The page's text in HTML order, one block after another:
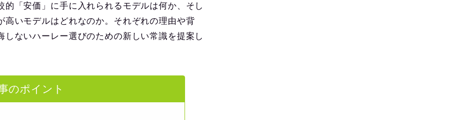
「安価」に手に入れられるモデルは何か、そし
いモデルはどれなのか。それぞれの理由や背
ないハーレー選びのための新しい常識を提案し
のポイント